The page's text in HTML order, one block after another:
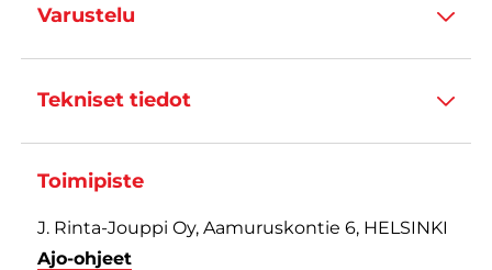
Varustelu
Tekniset tiedot
Toimipiste
J. Rinta-Jouppi Oy, Aamuruskontie 6, HELSINKI
Ajo-ohjeet